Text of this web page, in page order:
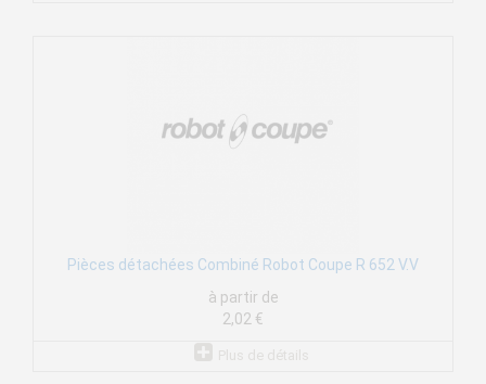
Pièces détachées Combiné Robot Coupe R 652 V.V
à partir de
2,02 €